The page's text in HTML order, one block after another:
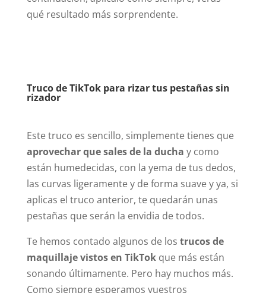
qué resultado más sorprendente.
Truco de TikTok para rizar tus pestañas sin
rizador
Este truco es sencillo, simplemente tienes que
aprovechar que sales de la ducha y como
están humedecidas, con la yema de tus dedos,
las curvas ligeramente y de forma suave y ya, si
aplicas el truco anterior, te quedarán unas
pestañas que serán la envidia de todos.
Te hemos contado algunos de los trucos de
maquillaje vistos en TikTokque más están
sonando últimamente. Pero hay muchos más.
Como siempre esperamos vuestros